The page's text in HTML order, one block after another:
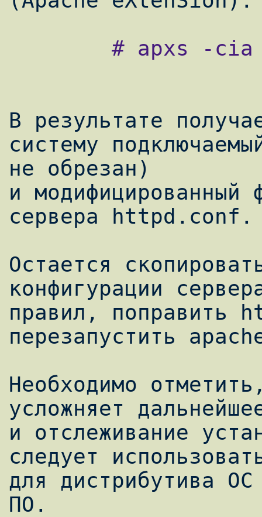
В результате
систему
не обрезан)
и модифицированный
сервера httpd.conf.
Остается
конфигурации
правил, поправить
перезапустить
Необходимо
усложняет
и отслеживание
следует
для дистрибутива
ПО.